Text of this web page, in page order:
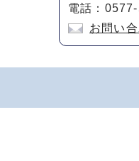
電話：
お問い